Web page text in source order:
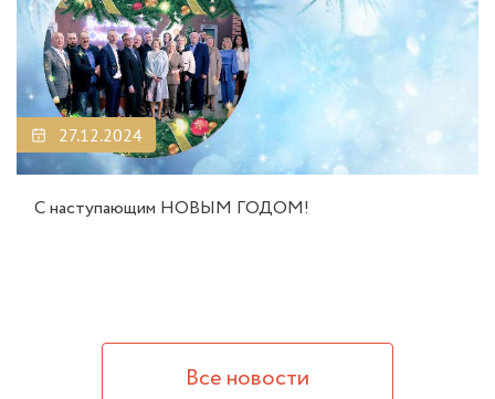
27.12.2024
С наступающим НОВЫМ ГОДОМ!
Все новости